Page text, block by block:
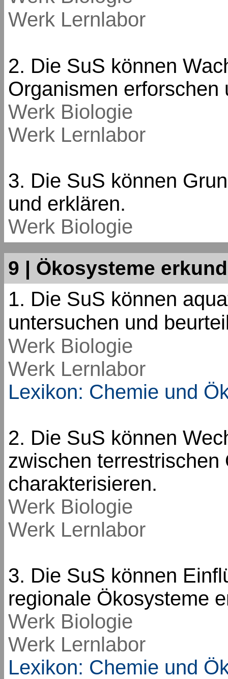
Werk Lernlabor
2. Die SuS können
Organismen
Werk Biologie
Werk Lernlabor
3. Die SuS können
und erklären.
Werk Biologie
9 | Ökosysteme
1. Die SuS können
untersuchen und
Werk Biologie
Werk Lernlabor
Lexikon: Chemie und
2. Die SuS können
zwischen
charakterisieren.
Werk Biologie
Werk Lernlabor
3. Die SuS können
regionale Ökosysteme
Werk Biologie
Werk Lernlabor
Lexikon: Chemie und